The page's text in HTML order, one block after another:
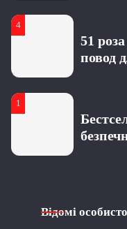
4
51
повод
1
Відомі
4
1
гурту